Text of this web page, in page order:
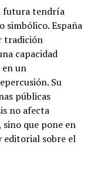
futura tendría
simbólico. España
tradición
capacidad
un
Su
públicas
no afecta
que pone en
sobre el